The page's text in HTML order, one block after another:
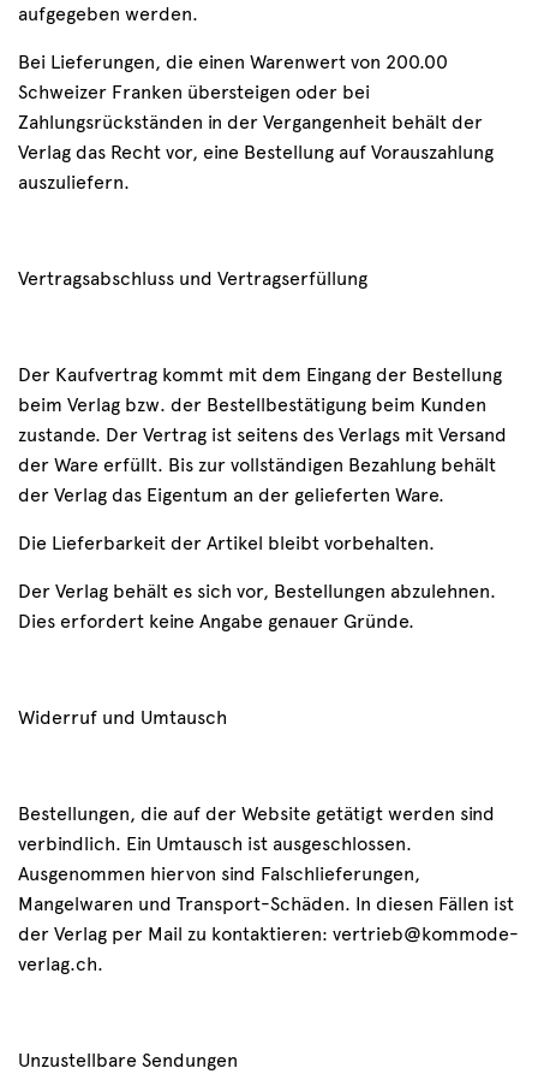
aufgegeben werden.
Bei Lieferungen, die einen Warenwert von 200.00
Schweizer Franken übersteigen oder bei
Zahlungsrückständen in der Vergangenheit behält der
Verlag das Recht vor, eine Bestellung auf Vorauszahlung
auszuliefern.
Vertragsabschluss und Vertragserfüllung
Der Kaufvertrag kommt mit dem Eingang der Bestellung
beim Verlag bzw. der Bestellbestätigung beim Kunden
zustande. Der Vertrag ist seitens des Verlags mit Versand
der Ware erfüllt. Bis zur vollständigen Bezahlung behält
der Verlag das Eigentum an der gelieferten Ware.
Die Lieferbarkeit der Artikel bleibt vorbehalten.
Der Verlag behält es sich vor, Bestellungen abzulehnen.
Dies erfordert keine Angabe genauer Gründe.
Widerruf und Umtausch
Bestellungen, die auf der Website getätigt werden sind
verbindlich. Ein Umtausch ist ausgeschlossen.
Ausgenommen hiervon sind Falschlieferungen,
Mangelwaren und Transport-Schäden. In diesen Fällen ist
der Verlag per Mail zu kontaktieren: vertrieb@kommode-
verlag.ch.
Unzustellbare Sendungen